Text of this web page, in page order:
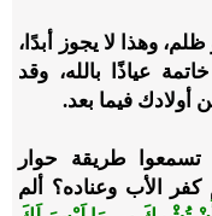
وهذا لا يجوز أبدًا،
عياذًا بالله، وقد
أولادك فيما بعد.
تسمعوا طريقة حوار
الأب وعناده؟ ألم